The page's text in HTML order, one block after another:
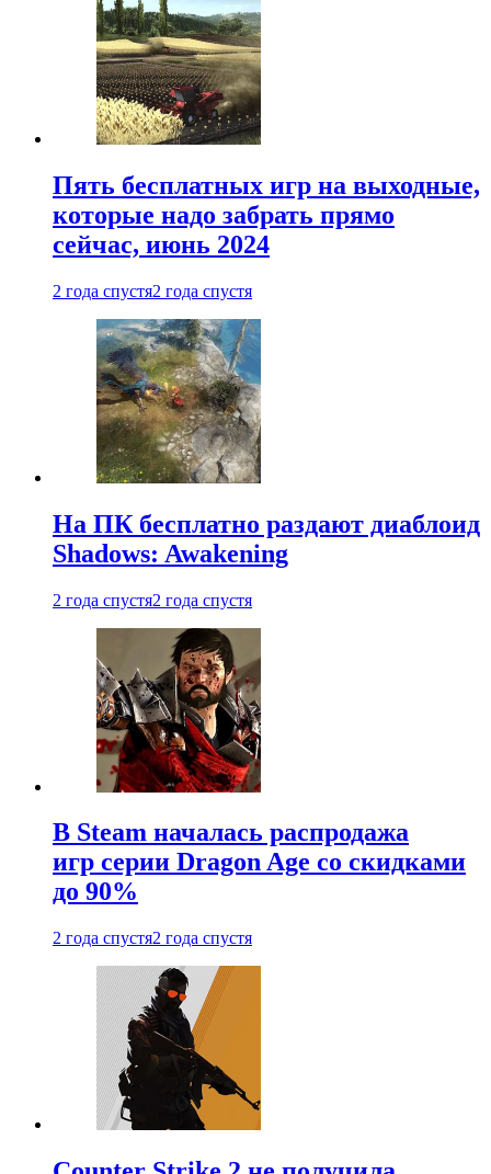
Пять бесплатных игр на выходные,
которые надо забрать прямо
сейчас, июнь 2024
2 года спустя2 года спустя
На ПК бесплатно раздают диаблоид
Shadows: Awakening
2 года спустя2 года спустя
В Steam началась распродажа
игр серии Dragon Age со скидками
до 90%
2 года спустя2 года спустя